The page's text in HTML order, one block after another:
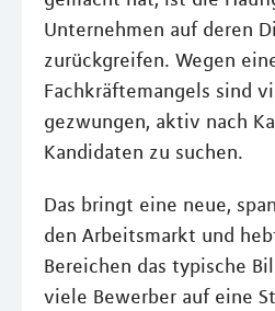
Unternehmen auf deren
zurückgreifen. Wegen
Fachkräftemangels sind
gezwungen, aktiv nach
Kandidaten zu suchen.
Das bringt eine neue,
den Arbeitsmarkt und
Bereichen das typische
viele Bewerber auf eine